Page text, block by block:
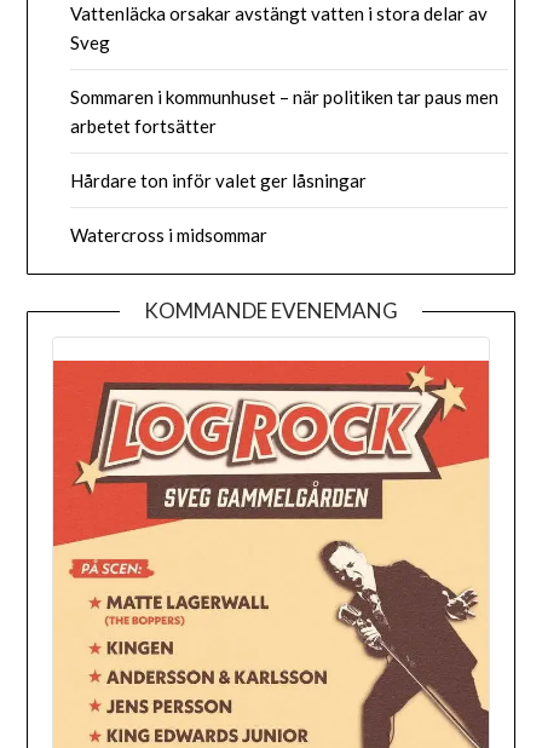
Vattenläcka orsakar avstängt vatten i stora delar av
Sveg
Sommaren i kommunhuset – när politiken tar paus men
arbetet fortsätter
Hårdare ton inför valet ger låsningar
Watercross i midsommar
KOMMANDE EVENEMANG